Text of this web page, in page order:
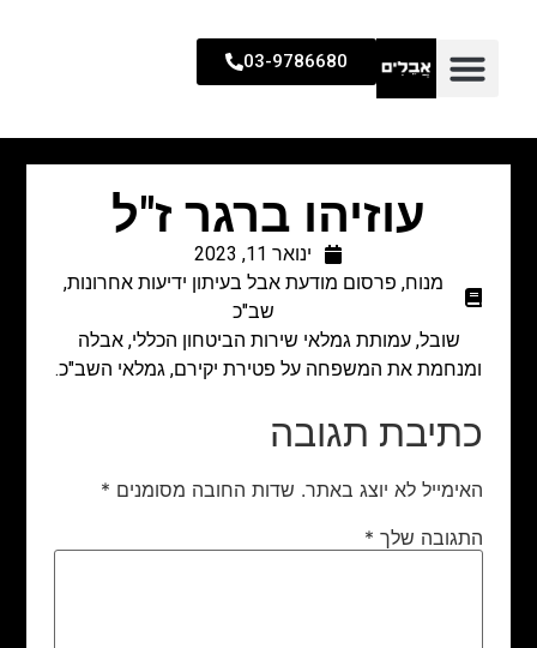
03-9786680
עוזיהו ברגר ז"ל
ינואר 11, 2023
מנוח, פרסום מודעת אבל בעיתון ידיעות אחרונות,
שב"כ
שובל, עמותת גמלאי שירות הביטחון הכללי, אבלה
ומנחמת את המשפחה על פטירת יקירם, גמלאי השב"כ.
כתיבת תגובה
האימייל לא יוצג באתר. שדות החובה מסומנים *
התגובה שלך *